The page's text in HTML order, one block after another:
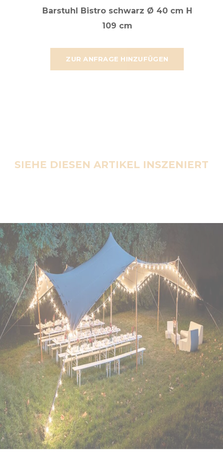
ZUR ANFRAGE HINZUFÜGEN
Barstuhl Bistro schwarz Ø 40 cm H
109 cm
SIEHE DIESEN ARTIKEL INSZENIERT